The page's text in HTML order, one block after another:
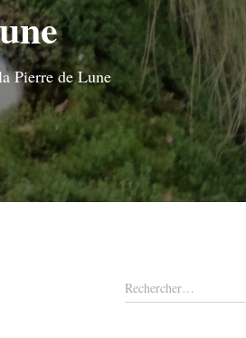
Pierre de Lune
R
e
Rechercher…